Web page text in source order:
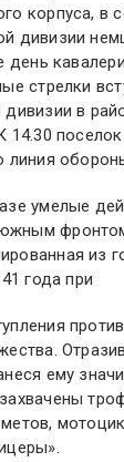
корпуса, в
дивизии
день
стрелки
дивизии в
14.30
линия
умелые
из
года при
ему